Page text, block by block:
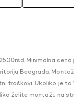
Minimalna
Beograda.
troškovi. Ukoliko je to
želite montažu na